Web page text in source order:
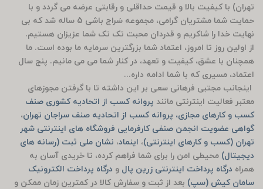
تهران) با کیفیت بالا و قیمت حداقلی و رقابتی عرضه می گردد و با
حمایت شما مشتریان گرامی، مجموعه سَراج باشی 5 ساله شد که بی
نهایت خدا را شاکریم و قدردان محبت تک تک شما عزیزان هستیم.
از اولین روز تا امروز، اعتماد شما بزرگترین سرمایه ما بوده است. ما
همچنان با عشق، کیفیت و تعهد، در کنار شما می می مانیم. پنج سال
اعتماد، مسیری که با شما ادامه داره...
اینجانب مجتبی فرهانی سعی بر این داشته تا با گرفتن مجوزهای
معتبر فعالیت اینترنتی مانند پروانه کسب از اتحادیه کشوری صنف
کسب و کارهای مجازی، پروانه کسب از اتحادیه صنف سراجان تهران،
گواهی عضویت انجمن صنفی کارفرمایی فروشگاه های اینترنتی شهر
تهران (کسب و کارهای اینترنتی)، اینماد، نشان ملی ثبت (رسانه های
دیجیتال) محیطی امن را برای شما فراهم کرده، تا خریدی آسان به
همراه درگاه پرداخت اینترنتی زرین پال و درگاه پرداخت الکترونیک
سامان کیش (سپ) بعد از ثبت و سفارش کالا در کمترین زمان ممکن و